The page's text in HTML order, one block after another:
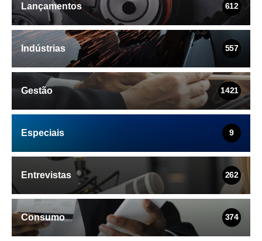
Lançamentos 612
Indústrias 557
Gestão 1421
Especiais 9
Entrevistas 262
Consumo 374